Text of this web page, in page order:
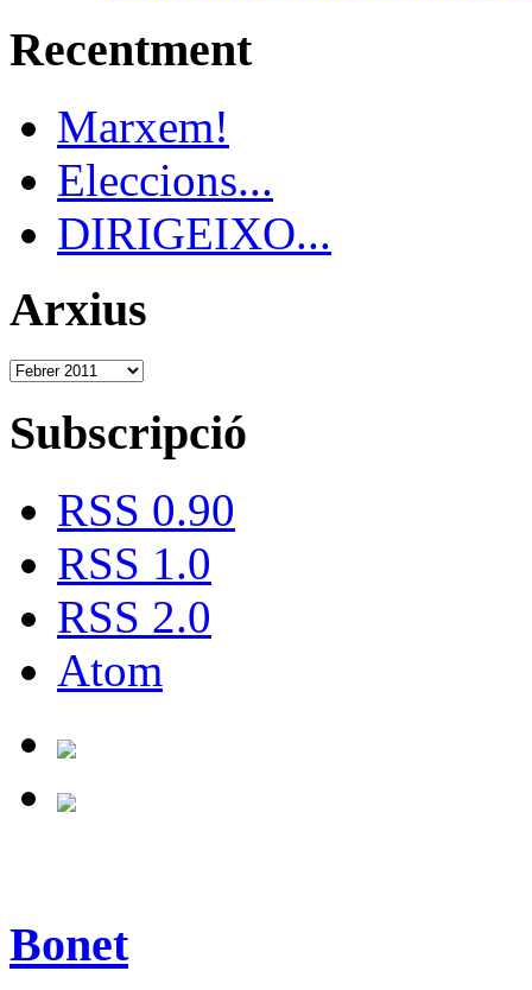
Recentment
Marxem!
Eleccions...
DIRIGEIXO...
Arxius
Subscripció
RSS 0.90
RSS 1.0
RSS 2.0
Atom
Bonet